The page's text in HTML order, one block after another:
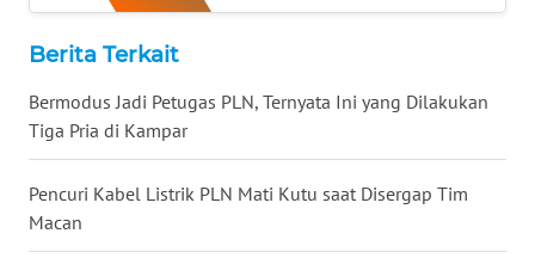
Berita Terkait
Bermodus Jadi Petugas PLN, Ternyata Ini yang Dilakukan
Tiga Pria di Kampar
Pencuri Kabel Listrik PLN Mati Kutu saat Disergap Tim
Macan
WN
NUSANTARA
WN
JOGJA
WN
JATIM